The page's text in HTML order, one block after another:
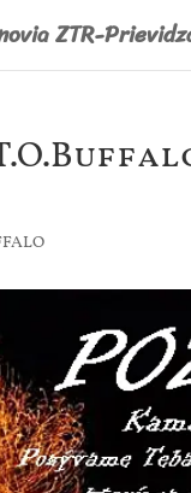
ZTR-